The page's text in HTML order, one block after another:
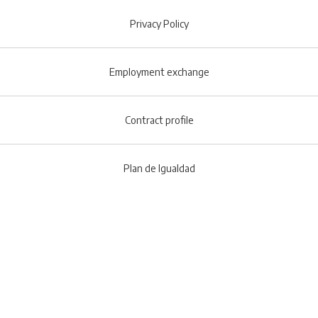
Privacy Policy
Employment exchange
Contract profile
Plan de Igualdad